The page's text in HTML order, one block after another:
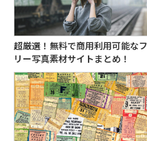
超厳選！無料で商用利用可能なフ
リー写真素材サイトまとめ！